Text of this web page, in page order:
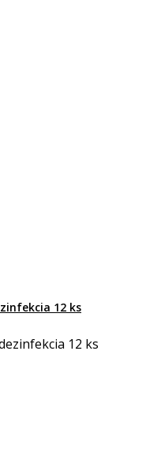
12 ks
12 ks